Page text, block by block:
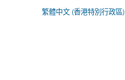
繁體中文 (香港特別行政區)